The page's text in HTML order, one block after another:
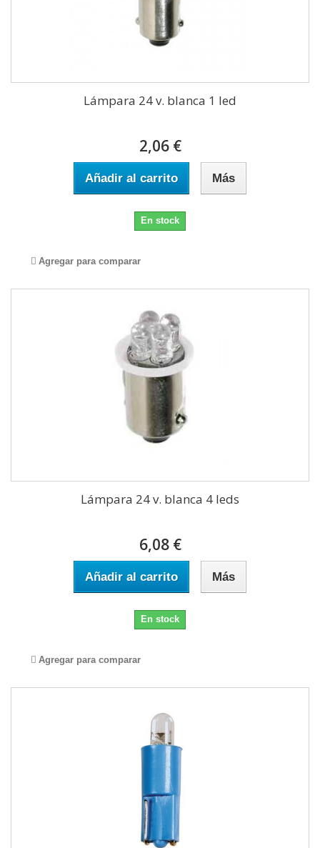
Lámpara 24 v. blanca 1 led
2,06 €
Añadir al carrito Más
En stock
Agregar para comparar
Lámpara 24 v. blanca 4 leds
6,08 €
Añadir al carrito Más
En stock
Agregar para comparar